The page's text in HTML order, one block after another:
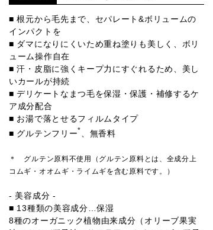
■ 根元から毛先まで、セパレート&ボリュームの
インパクトを
■ ダマになりにくいため重ね塗りも美しく、ボリ
ューム操作自在
■ 汗・皮脂に強くキープ力にすぐれるため、美し
いカールが持続
■ デリケートなまつ毛を保湿・保護・補修するケ
ア成分配合
■ お湯で落とせるフィルムタイプ
■ グルテンフリー* 、無香料
＊ グルテン原料不使用（グルテン原料とは、全成分上
コムギ・オオムギ・ライムギを含む原料です。）
- 美容成分 -
■ 13種類の美容成分…保湿
8種のオーガニック植物由来成分（オリーブ果実